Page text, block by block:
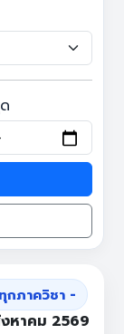
กภาควิชา -
หาคม 2569